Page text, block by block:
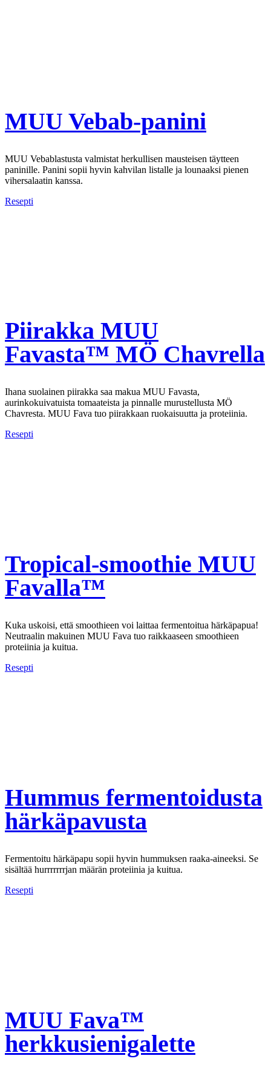
MUU Vebab-panini
MUU Vebablastusta valmistat herkullisen mausteisen täytteen
paninille. Panini sopii hyvin kahvilan listalle ja lounaaksi pienen
vihersalaatin kanssa.
Resepti
Piirakka MUU
Favasta™ MÖ Chavrella
Ihana suolainen piirakka saa makua MUU Favasta,
aurinkokuivatuista tomaateista ja pinnalle murustellusta MÖ
Chavresta. MUU Fava tuo piirakkaan ruokaisuutta ja proteiinia.
Resepti
Tropical-smoothie MUU
Favalla™
Kuka uskoisi, että smoothieen voi laittaa fermentoitua härkäpapua!
Neutraalin makuinen MUU Fava tuo raikkaaseen smoothieen
proteiinia ja kuitua.
Resepti
Hummus fermentoidusta
härkäpavusta
Fermentoitu härkäpapu sopii hyvin hummuksen raaka-aineeksi. Se
sisältää hurrrrrrrjan määrän proteiinia ja kuitua.
Resepti
MUU Fava™
herkkusienigalette